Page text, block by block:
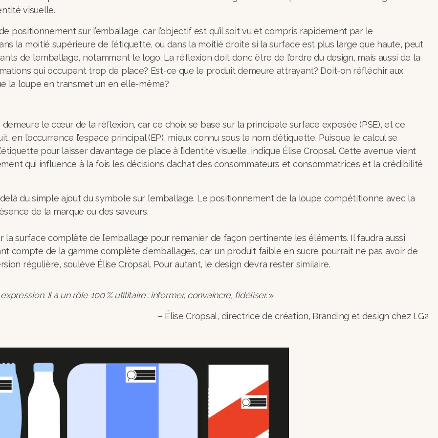
visuelle.
sur l’emballage, car l’objectif est qu’il soit vu et compris rapidement par le
la moitié supérieure de l’étiquette, ou dans la moitié droite si la surface est plus large que haute, peut
de l’emballage, notamment le logo. La réflexion doit donc être de l’ordre du design, mais aussi de la
qui occupent trop de place? Est-ce que le produit demeure attrayant? Doit-on réfléchir aux
la loupe en transmet un en elle-même?
le cœur de la réflexion, car ce choix se base sur la principale surface exposée (PSE), et ce
l’occurrence l’espace principal (EP), mieux connu sous le nom d’étiquette. Puisque le calcul se
pour laisser davantage de place à l’identité visuelle, indique Élise Cropsal. Cette avenue vient
qui influence à la fois les décisions d’achat des consommateurs et consommatrices et la crédibilité
du simple ajout du symbole sur l’emballage. Le positionnement de la loupe compétitionne avec la
de la marque ou des saveurs.
surface complète de l’emballage pour remanier de façon pertinente les éléments. Il faudra aussi
compte de la gamme complète d’emballages, car un produit faible en sucre pourrait ne pas avoir de
régulière, soulève Élise Cropsal. Pour autant, le design devra rester similaire.
Il a un rôle 100 % utilitaire : informer, convaincre, fidéliser.»
– Élise Cropsal, directrice de création, Branding et design chez LG2